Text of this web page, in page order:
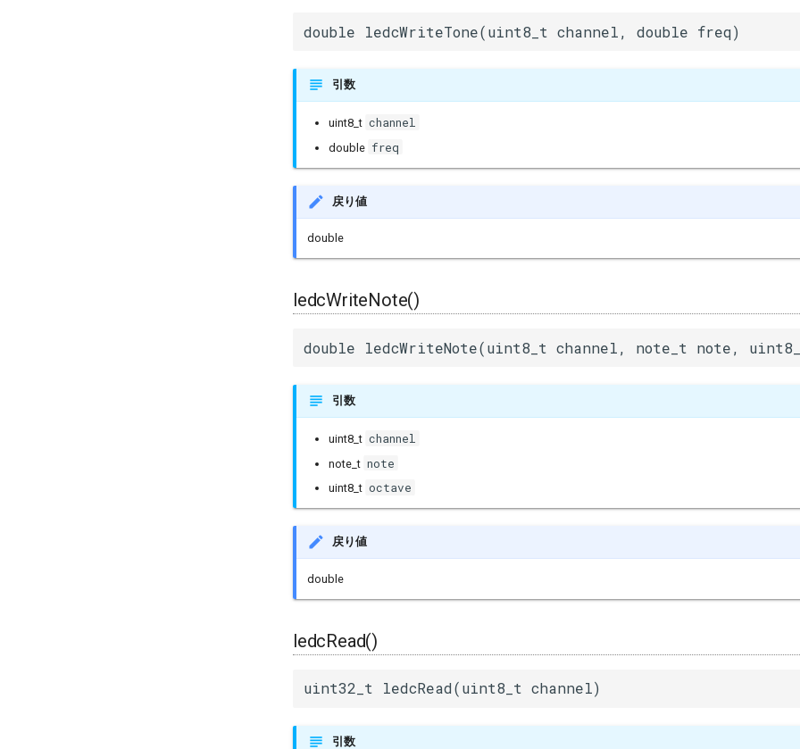
double ledcWriteTone(uint8_t channel, double freq)
引数
uint8_t channel
double freq
戻り値
double
ledcWriteNote()
double ledcWriteNote(uint8_t channel, note_t note,
引数
uint8_t channel
note_t note
uint8_t octave
戻り値
double
ledcRead()
uint32_t ledcRead(uint8_t channel)
引数